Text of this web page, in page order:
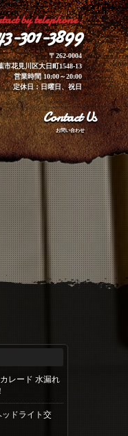
by telephone.
301-3899
〒262-0004
市花見川区大日町1548-13
営業時間 10:00～20:00
定休日：日曜日、祝日
Contact Us
お問い合わせ
レード 水漏れ
ッドライト交